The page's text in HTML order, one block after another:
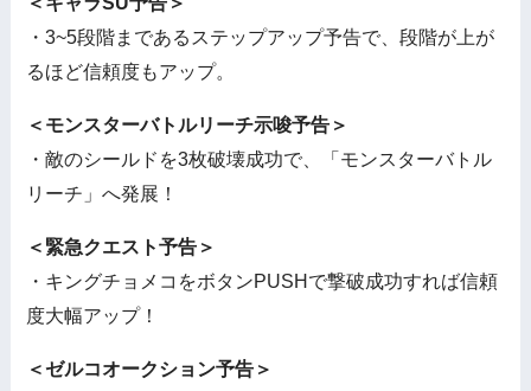
・3~5段階まであるステップアップ予告で、段階が上が
るほど信頼度もアップ。
＜モンスターバトルリーチ示唆予告＞
・敵のシールドを3枚破壊成功で、「モンスターバトル
リーチ」へ発展！
＜緊急クエスト予告＞
・キングチョメコをボタンPUSHで撃破成功すれば信頼
度大幅アップ！
＜ゼルコオークション予告＞